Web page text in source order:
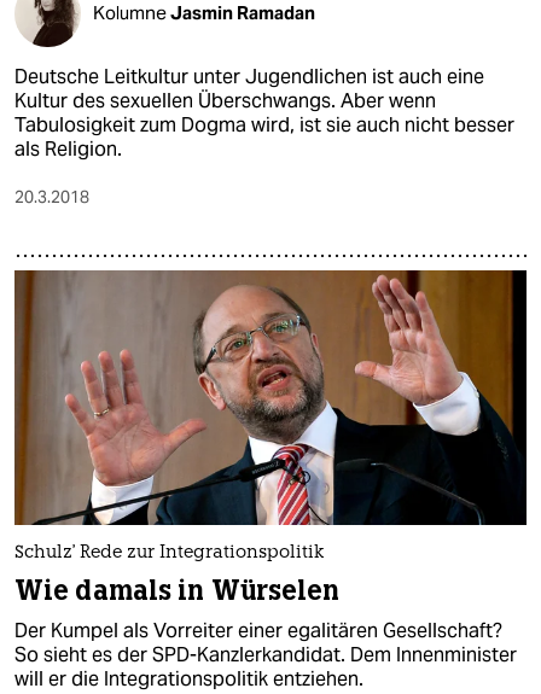
KolumneJasmin Ramadan
Deutsche Leitkultur unter Jugendlichen ist auch eine
Kultur des sexuellen Überschwangs. Aber wenn
Tabulosigkeit zum Dogma wird, ist sie auch nicht besser
als Religion.
20.3.2018
Schulz' Rede zur Integrationspolitik
Wie damals in Würselen
Der Kumpel als Vorreiter einer egalitären Gesellschaft?
So sieht es der SPD-Kanzlerkandidat. Dem Innenminister
will er die Integrationspolitik entziehen.